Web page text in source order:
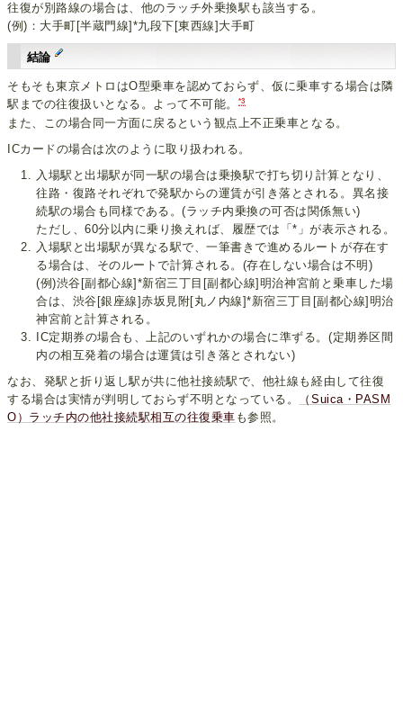
往復が別路線の場合は、他のラッチ外乗換駅も該当する。
(例)：大手町[半蔵門線]*九段下[東西線]大手町
結論
そもそも東京メトロはO型乗車を認めておらず、仮に乗車する場合は隣
駅までの往復扱いとなる。よって不可能。
*3
また、この場合同一方面に戻るという観点上不正乗車となる。
ICカードの場合は次のように取り扱われる。
入場駅と出場駅が同一駅の場合は乗換駅で打ち切り計算となり、
往路・復路それぞれで発駅からの運賃が引き落とされる。異名接
続駅の場合も同様である。(ラッチ内乗換の可否は関係無い)
ただし、60分以内に乗り換えれば、履歴では「*」が表示される。
入場駅と出場駅が異なる駅で、一筆書きで進めるルートが存在す
る場合は、そのルートで計算される。(存在しない場合は不明)
(例)渋谷[副都心線]*新宿三丁目[副都心線]明治神宮前と乗車した場
合は、渋谷[銀座線]赤坂見附[丸ノ内線]*新宿三丁目[副都心線]明治
神宮前と計算される。
IC定期券の場合も、上記のいずれかの場合に準ずる。(定期券区間
内の相互発着の場合は運賃は引き落とされない)
なお、発駅と折り返し駅が共に他社接続駅で、他社線も経由して往復
する場合は実情が判明しておらず不明となっている。
（Suica・PASM
O）ラッチ内の他社接続駅相互の往復乗車 も参照。